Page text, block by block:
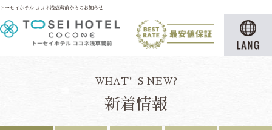
トーセイホテル ココネ浅草蔵前からのお知らせ
WHAT’S NEW?
新着情報